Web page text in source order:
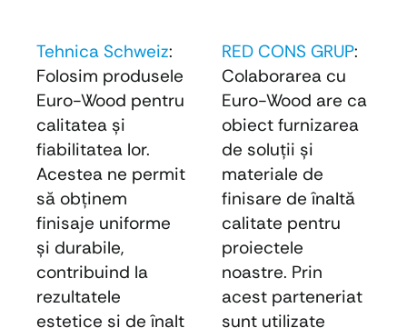
Tehnica Schweiz:
Folosim produsele
Euro-Wood pentru
calitatea și
fiabilitatea lor.
Acestea ne permit
să obținem
finisaje uniforme
și durabile,
contribuind la
rezultatele
estetice și de înalt
RED CONS GRUP:
Colaborarea cu
Euro-Wood are ca
obiect furnizarea
de soluţii şi
materiale de
finisare de înaltă
calitate pentru
proiectele
noastre. Prin
acest parteneriat
sunt utilizate